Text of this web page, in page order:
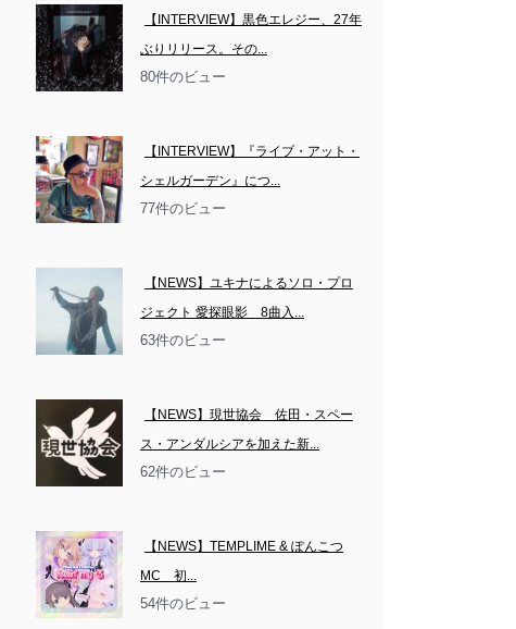
【INTERVIEW】黒色エレジー、27年
ぶりリリース。その...
80件のビュー
【INTERVIEW】『ライブ・アット・
シェルガーデン』につ...
77件のビュー
【NEWS】ユキナによるソロ・プロ
ジェクト 愛探眼影　8曲入...
63件のビュー
【NEWS】現世協会　佐田・スペー
ス・アンダルシアを加えた新...
62件のビュー
【NEWS】TEMPLIME & ぽんこつ
MC　初...
54件のビュー